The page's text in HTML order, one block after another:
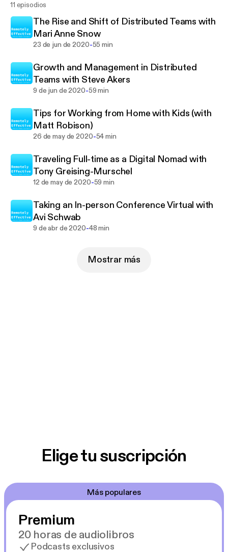
11 episodios
The Rise and Shift of Distributed Teams with
Mari Anne Snow
23 de jun de 2020-55 min
Growth and Management in Distributed
Teams with Steve Akers
9 de jun de 2020-59 min
Tips for Working from Home with Kids (with
Matt Robison)
26 de may de 2020-54 min
Traveling Full-time as a Digital Nomad with
Tony Greising-Murschel
12 de may de 2020-59 min
Taking an In-person Conference Virtual with
Avi Schwab
9 de abr de 2020-48 min
Mostrar más
Elige tu suscripción
Más populares
Premium
20 horas de audiolibros
Podcasts exclusivos